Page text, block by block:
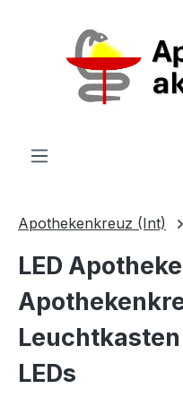
Apothekenkreuz (Int)
LED
LEDs